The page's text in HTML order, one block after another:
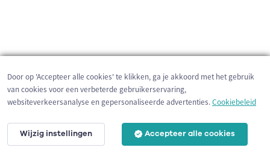
200 m
Door op 'Accepteer alle cookies' te klikken, ga je akkoord met het gebruik
van cookies voor een verbeterde gebruikerservaring,
websiteverkeersanalyse en gepersonaliseerde advertenties.Cookiebeleid
Wijzig instellingen Accepteer alle cookies